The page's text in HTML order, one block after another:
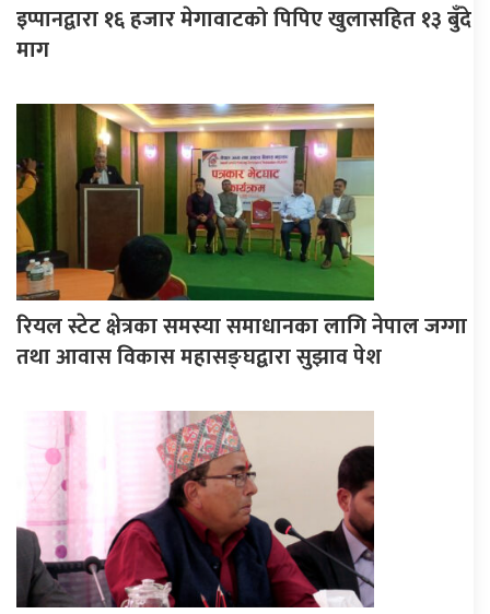
इप्पानद्वारा १६ हजार मेगावाटको पिपिए खुलासहित १३ बुँदे
माग
रियल स्टेट क्षेत्रका समस्या समाधानका लागि नेपाल जग्गा
तथा आवास विकास महासङ्घद्वारा सुझाव पेश